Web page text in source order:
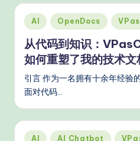
h
M
e
t
h
o
d
Posted
in
AI OpenDocs
从代码到知识：
如何重塑了我的技术
引言 作为一名拥有十余年经验
面对代码…
Posted
AI AI Chatbot